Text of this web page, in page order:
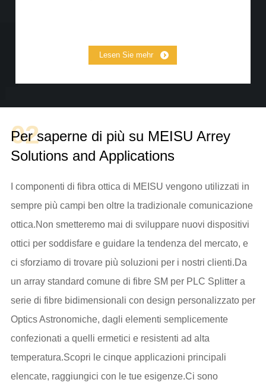
Lesen Sie mehr
Per saperne di più su MEISU Arrey
Solutions and Applications
02
I componenti di fibra ottica di MEISU vengono utilizzati in
sempre più campi ben oltre la tradizionale comunicazione
ottica.Non smetteremo mai di sviluppare nuovi dispositivi
ottici per soddisfare e guidare la tendenza del mercato, e
ci sforziamo di trovare più soluzioni per i nostri clienti.Da
un array standard comune di fibre SM per PLC Splitter a
serie di fibre bidimensionali con design personalizzato per
Optics Astronomiche, dagli elementi semplicemente
confezionati a quelli ermetici e resistenti ad alta
temperatura.Scopri le cinque applicazioni principali
elencate, raggiungici con le tue esigenze.Ci sono